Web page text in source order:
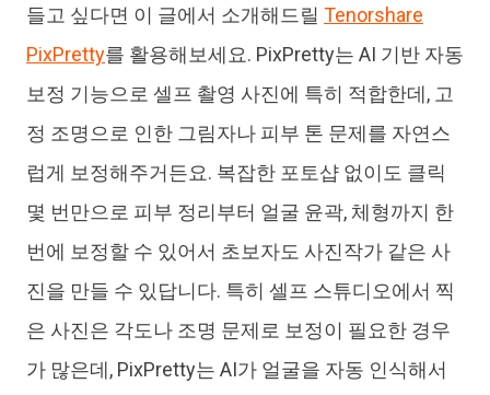
들고 싶다면 이 글에서 소개해드릴 Tenorshare
PixPretty를 활용해보세요. PixPretty는 AI 기반 자동
보정 기능으로 셀프 촬영 사진에 특히 적합한데, 고
정 조명으로 인한 그림자나 피부 톤 문제를 자연스
럽게 보정해주거든요. 복잡한 포토샵 없이도 클릭
몇 번만으로 피부 정리부터 얼굴 윤곽, 체형까지 한
번에 보정할 수 있어서 초보자도 사진작가 같은 사
진을 만들 수 있답니다. 특히 셀프 스튜디오에서 찍
은 사진은 각도나 조명 문제로 보정이 필요한 경우
가 많은데, PixPretty는 AI가 얼굴을 자동 인식해서